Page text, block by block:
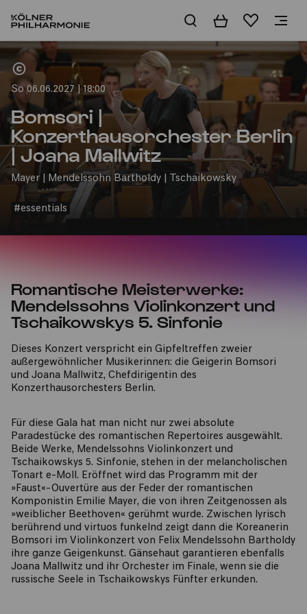
WarenkorbMerkliste
Home
So 06.06.2027 | 18:00
Bomsori |
Konzerthausorchester Berlin
| Joana Mallwitz
Mayer | Mendelssohn Bartholdy | Tschaikowsky
#essentials
Romantische Meisterwerke:
Mendelssohns Violinkonzert und
Tschaikowskys 5. Sinfonie
Dieses Konzert verspricht ein Gipfeltreffen zweier
außergewöhnlicher Musikerinnen: die Geigerin Bomsori
und Joana Mallwitz, Chefdirigentin des
Konzerthausorchesters Berlin.
Für diese Gala hat man nicht nur zwei absolute
Paradestücke des romantischen Repertoires ausgewählt.
Beide Werke, Mendelssohns Violinkonzert und
Tschaikowskys 5. Sinfonie, stehen in der melancholischen
Tonart e-Moll. Eröffnet wird das Programm mit der
»Faust«-Ouvertüre aus der Feder der romantischen
Komponistin Emilie Mayer, die von ihren Zeitgenossen als
»weiblicher Beethoven« gerühmt wurde. Zwischen lyrisch
berührend und virtuos funkelnd zeigt dann die Koreanerin
Bomsori im Violinkonzert von Felix Mendelssohn Bartholdy
ihre ganze Geigenkunst. Gänsehaut garantieren ebenfalls
Joana Mallwitz und ihr Orchester im Finale, wenn sie die
russische Seele in Tschaikowskys Fünfter erkunden.